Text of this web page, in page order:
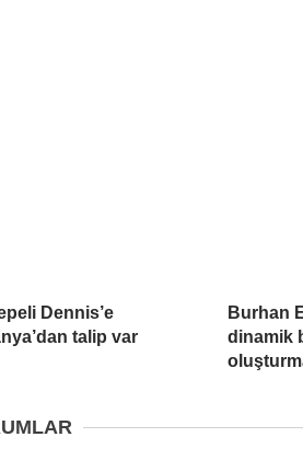
Dennis’e
talip var
Burhan
dinamik